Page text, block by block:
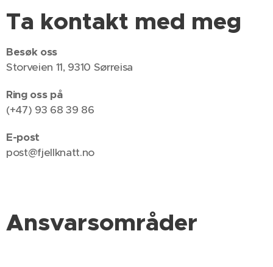
Ta kontakt med meg
Besøk oss
Storveien 11, 9310 Sørreisa
Ring oss på
(+47) 93 68 39 86
E-post
post@fjellknatt.no
Ansvarsområder